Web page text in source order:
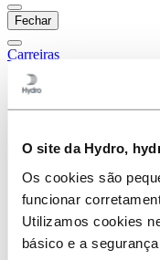
O site da Hydro,
Os cookies são
funcionar
Utilizamos cookies
básico e a
Fechar
Carreiras
Compras
Engenharia
Estratégia e
Excelência
Gestão de